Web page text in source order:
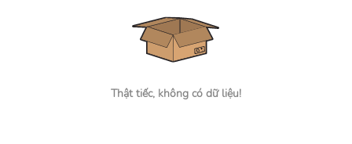
Thật tiếc, không có dữ liệu!